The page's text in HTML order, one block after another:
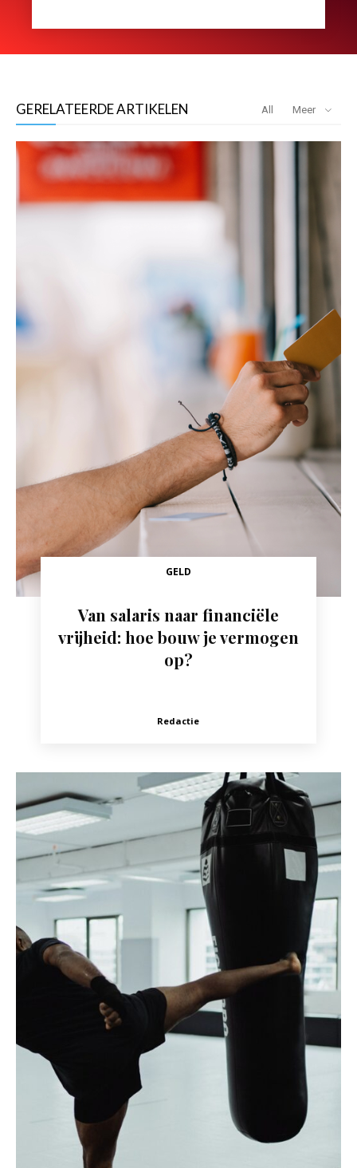
GERELATEERDE ARTIKELEN All Meer
GELD
Van salaris naar financiële
vrijheid: hoe bouw je vermogen
op?
Redactie